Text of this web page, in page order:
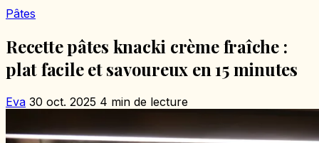
Pâtes
Recette pâtes knacki crème fraîche :
plat facile et savoureux en 15 minutes
Eva 30 oct. 2025 4 min de lecture